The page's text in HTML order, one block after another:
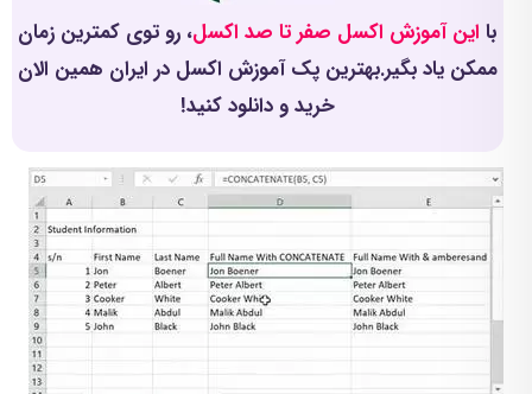
با این آموزش اکسل صفر تا صد اکسل، رو توی کمترین زمان
ممکن یاد بگیر.بهترین پک آموزش اکسل در ایران همین الان
خرید و دانلود کنید!